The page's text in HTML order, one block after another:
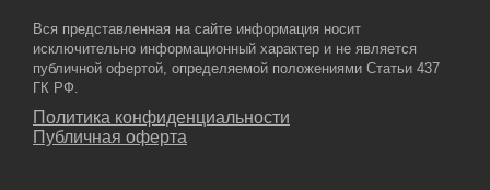
Вся представленная на сайте информация носит
исключительно информационный характер и не является
публичной офертой, определяемой положениями Статьи 437
ГК РФ.
Политика конфиденциальности
Публичная оферта